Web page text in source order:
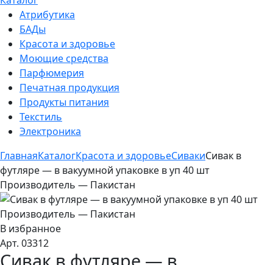
Атрибутика
БАДы
Красота и здоровье
Моющие средства
Парфюмерия
Печатная продукция
Продукты питания
Текстиль
Электроника
ГлавнаяКаталогКрасота и здоровьеСивакиСивак в
футляре — в вакуумной упаковке в уп 40 шт
Производитель — Пакистан
В избранное
Арт. 03312